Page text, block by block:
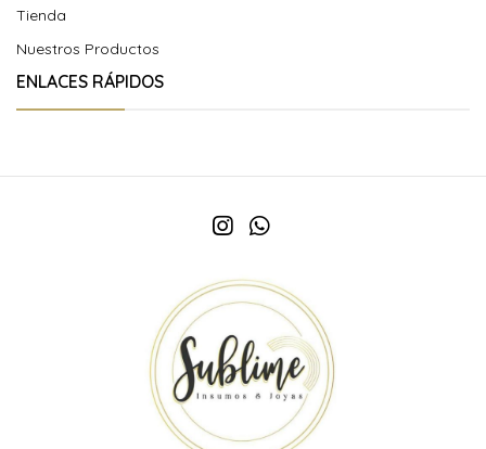
Tienda
Nuestros Productos
ENLACES RÁPIDOS